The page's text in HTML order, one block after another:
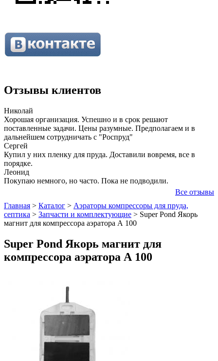
Отзывы клиентов
Николай
Хорошая организация. Успешно и в срок решают
поставленные задачи. Цены разумные. Предполагаем и в
дальнейшем сотрудничать с "Роспруд"
Сергей
Купил у них пленку для пруда. Доставили вовремя, все в
порядке.
Леонид
Покупаю немного, но часто. Пока не подводили.
Все отзывы
Главная > Каталог > Аэраторы компрессоры для пруда,
септика > Запчасти и комплектующие > Super Pond Якорь
магнит для компрессора аэратора А 100
Super Pond Якорь магнит для
компрессора аэратора А 100